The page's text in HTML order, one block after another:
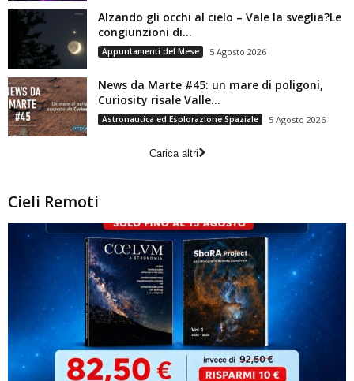
Alzando gli occhi al cielo – Vale la sveglia?Le
congiunzioni di...
Appuntamenti del Mese 5 Agosto 2026
News da Marte #45: un mare di poligoni,
Curiosity risale Valle...
Astronautica ed Esplorazione Spaziale 5 Agosto 2026
Carica altri
Cieli Remoti